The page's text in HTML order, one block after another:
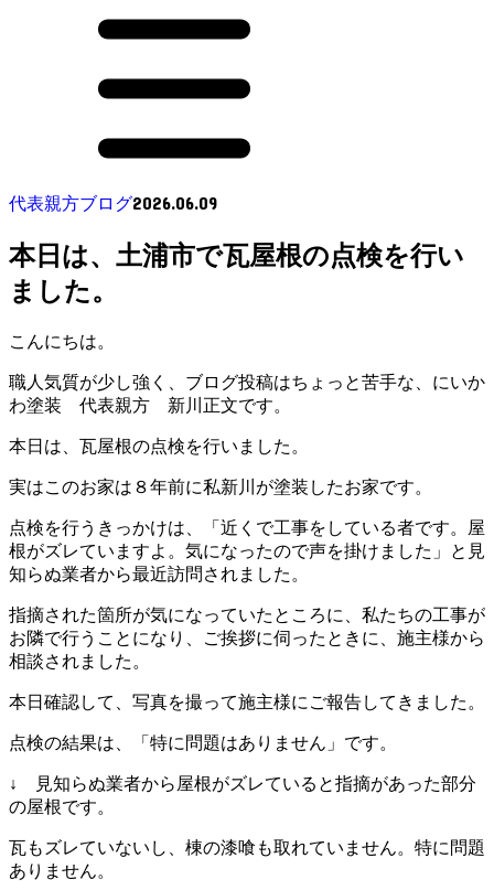
代表親方ブログ2026.06.09
本日は、土浦市で瓦屋根の点検を行い
ました。
こんにちは。
職人気質が少し強く、ブログ投稿はちょっと苦手な、にいか
わ塗装 代表親方 新川正文です。
本日は、瓦屋根の点検を行いました。
実はこのお家は８年前に私新川が塗装したお家です。
点検を行うきっかけは、「近くで工事をしている者です。屋
根がズレていますよ。気になったので声を掛けました」と見
知らぬ業者から最近訪問されました。
指摘された箇所が気になっていたところに、私たちの工事が
お隣で行うことになり、ご挨拶に伺ったときに、施主様から
相談されました。
本日確認して、写真を撮って施主様にご報告してきました。
点検の結果は、「特に問題はありません」です。
↓ 見知らぬ業者から屋根がズレていると指摘があった部分
の屋根です。
瓦もズレていないし、棟の漆喰も取れていません。特に問題
ありません。